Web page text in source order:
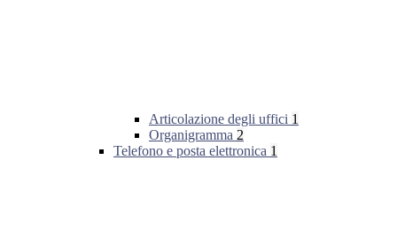
Articolazione degli uffici 1
Organigramma 2
Telefono e posta elettronica 1